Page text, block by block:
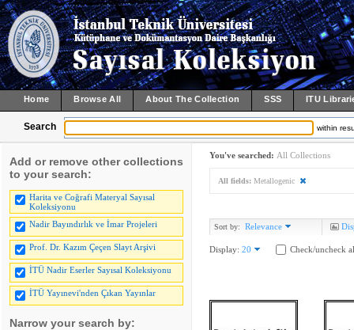
Home Browse All About The Collection SSS ITU
Search within
Add or remove other collections
to your search:
Harita ve Coğrafi Materyal Sayısal
Koleksiyonu
Nadir Bayındırlık ve İmar Projeleri
Prof. Dr. Kazım Çeçen Slayt Arşivi
İTÜ Nadir Eserler Sayısal Koleksiyonu
İTÜ Yayınevi'nden Çıkan Yayınlar
Narrow your search by:
You've searched: All Collections
All fields: Metallogenic
Sort by: Relevance
Display: 20 Check/uncheck